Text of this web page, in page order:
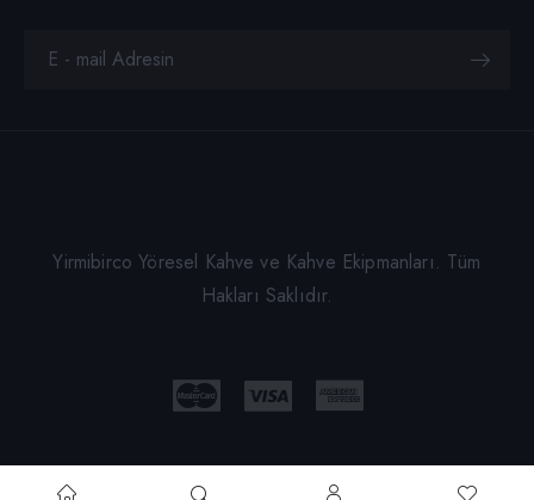
Yirmibirco Yöresel Kahve ve Kahve Ekipmanları. Tüm
Hakları Saklıdır.